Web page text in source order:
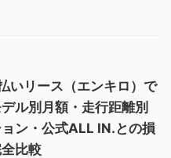
いリース（エンキロ）で
ル別月額・走行距離別
ン・公式ALL IN.との損
比較